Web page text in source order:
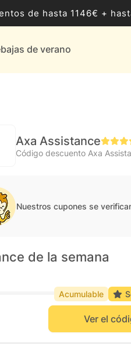
de hasta 1146€ +
de verano
Axa Assistance
Código descuento Axa
Nuestros cupones se
de la semana
Ver el
Acumulable